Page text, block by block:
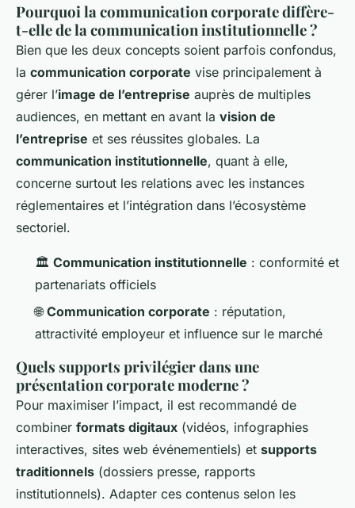
Pourquoi la communication corporate diffère-
t-elle de la communication institutionnelle ?
Bien que les deux concepts soient parfois confondus,
la communication corporate vise principalement à
gérer l’image de l’entreprise auprès de multiples
audiences, en mettant en avant la vision de
l’entreprise et ses réussites globales. La
communication institutionnelle, quant à elle,
concerne surtout les relations avec les instances
réglementaires et l’intégration dans l’écosystème
sectoriel.
🏛️ Communication institutionnelle : conformité et
partenariats officiels
🌐Communication corporate : réputation,
attractivité employeur et influence sur le marché
Quels supports privilégier dans une
présentation corporate moderne ?
Pour maximiser l’impact, il est recommandé de
combiner formats digitaux (vidéos, infographies
interactives, sites web événementiels) et supports
traditionnels (dossiers presse, rapports
institutionnels). Adapter ces contenus selon les